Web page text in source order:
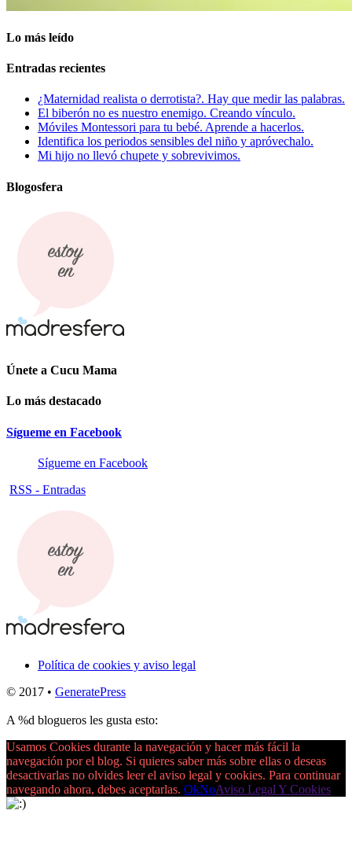
Lo más leído
Entradas recientes
¿Maternidad realista o derrotista?. Hay que medir las palabras.
El biberón no es nuestro enemigo. Creando vínculo.
Móviles Montessori para tu bebé. Aprende a hacerlos.
Identifica los periodos sensibles del niño y apróvechalo.
Mi hijo no llevó chupete y sobrevivimos.
Blogosfera
Únete a Cucu Mama
Lo más destacado
Sígueme en Facebook
Sígueme en Facebook
RSS - Entradas
Política de cookies y aviso legal
© 2017 • GeneratePress
A %d blogueros les gusta esto:
Usamos Cookies durante la navegación y hacer más fácil la
navegación por el blog. Si quieres saber más sobre ellas o deseas
desactivarlas no olvides leer el aviso legal y cookies. Para continuar
navegando ahora, debes aceptarlas. OkNoAviso Legal Y Cookies